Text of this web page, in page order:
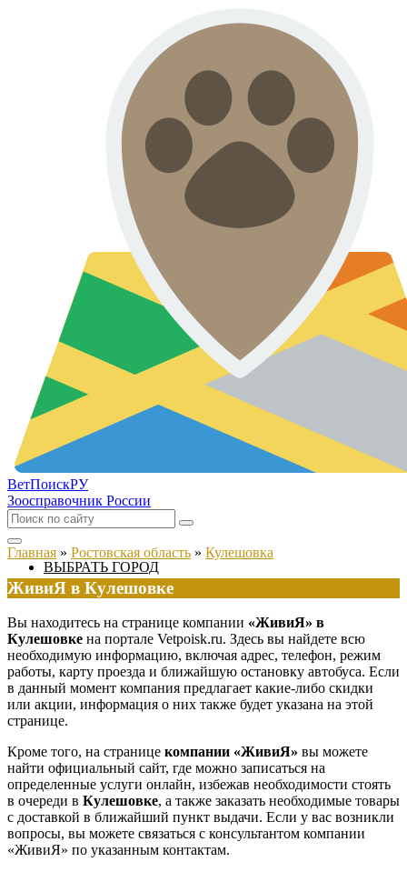
ВетПоискРУ
Зоосправочник России
ВЫБРАТЬ ГОРОД
Главная » Ростовская область » Кулешовка
ЖивиЯ в Кулешовке
Вы находитесь на странице компании «ЖивиЯ» в
Кулешовке на портале Vetpoisk.ru. Здесь вы найдете всю
необходимую информацию, включая адрес, телефон, режим
работы, карту проезда и ближайшую остановку автобуса. Если
в данный момент компания предлагает какие-либо скидки
или акции, информация о них также будет указана на этой
странице.
Кроме того, на странице компании «ЖивиЯ» вы можете
найти официальный сайт, где можно записаться на
определенные услуги онлайн, избежав необходимости стоять
в очереди в Кулешовке, а также заказать необходимые товары
с доставкой в ближайший пункт выдачи. Если у вас возникли
вопросы, вы можете связаться с консультантом компании
«ЖивиЯ» по указанным контактам.